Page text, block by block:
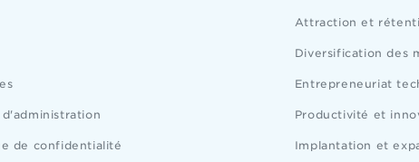
de confidentialité
Attraction et
Diversification des
Entrepreneuriat
Productivité et
Implantation et